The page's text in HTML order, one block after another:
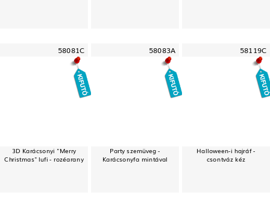
58081C
3D Karácsonyi "Merry
Christmas" lufi - rozéarany
58083A
Party szemüveg -
Karácsonyfa mintával
58119C
Halloween-i hajráf -
csontváz kéz